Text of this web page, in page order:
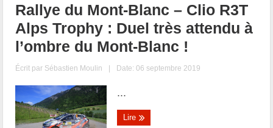
Rallye du Mont-Blanc – Clio R3T
Alps Trophy : Duel très attendu à
l’ombre du Mont-Blanc !
Écrit par Sébastien Moulin | Date: 06 septembre 2019
...
Lire